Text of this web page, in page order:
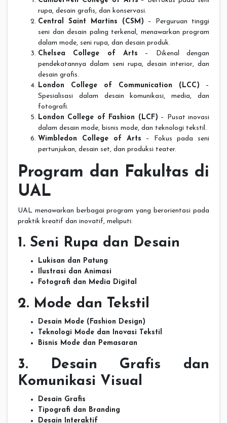
rupa, desain grafis, dan konservasi.
Central Saint Martins (CSM) – Perguruan tinggi
seni dan desain paling terkenal, menawarkan program
dalam mode, seni rupa, dan desain produk.
Chelsea College of Arts – Dikenal dengan
pendekatannya dalam seni rupa, desain interior, dan
desain grafis.
London College of Communication (LCC) –
Spesialisasi dalam desain komunikasi, media, dan
fotografi.
London College of Fashion (LCF) – Pusat inovasi
dalam desain mode, bisnis mode, dan teknologi tekstil.
Wimbledon College of Arts – Fokus pada seni
pertunjukan, desain set, dan produksi teater.
Program dan Fakultas di
UAL
UAL menawarkan berbagai program yang berorientasi pada
praktik kreatif dan inovatif, meliputi:
1. Seni Rupa dan Desain
Lukisan dan Patung
Ilustrasi dan Animasi
Fotografi dan Media Digital
2. Mode dan Tekstil
Desain Mode (Fashion Design)
Teknologi Mode dan Inovasi Tekstil
Bisnis Mode dan Pemasaran
3. Desain Grafis dan
Komunikasi Visual
Desain Grafis
Tipografi dan Branding
Desain Interaktif